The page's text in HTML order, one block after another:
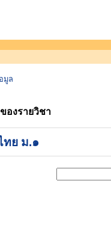
มูล
องรายวิชา
ทย ม.๑